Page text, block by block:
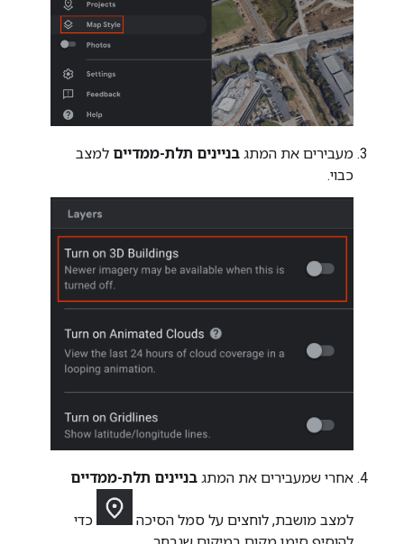
מעבירים את המתג בניינים תלת-ממדיים למצב
כבוי.
אחרי שמעבירים את המתג בניינים תלת-ממדיים
למצב מושבת, לוחצים על סמל הסיכה
כדי